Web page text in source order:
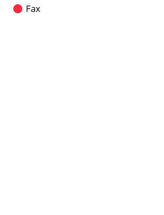
Fax